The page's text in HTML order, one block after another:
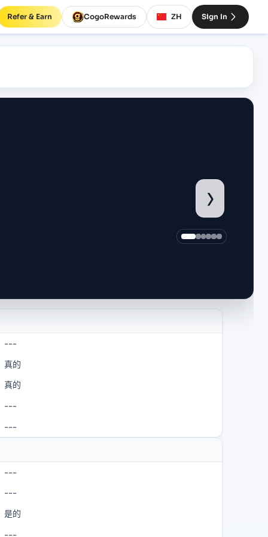
Refer & Earn CogoRewards ZH Sign In
›
---
真的
真的
---
---
---
---
是的
---